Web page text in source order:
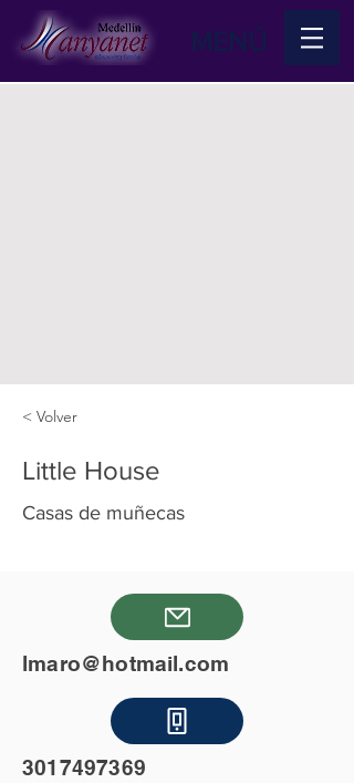
MENÚ
< Volver
Little House
Casas de muñecas
lmaro@hotmail.com
3017497369